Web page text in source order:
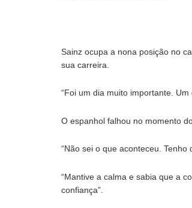
Sainz ocupa a nona posição no
sua carreira.
“Foi um dia muito importante.
O espanhol falhou no momento
“Não sei o que aconteceu.
“Mantive a calma e sabia que a
confiança”.